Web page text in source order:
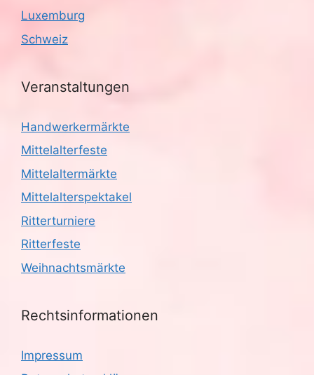
Luxemburg
Schweiz
Veranstaltungen
Handwerkermärkte
Mittelalterfeste
Mittelaltermärkte
Mittelalterspektakel
Ritterturniere
Ritterfeste
Weihnachtsmärkte
Rechtsinformationen
Impressum